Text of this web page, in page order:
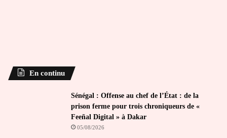
En continu
Sénégal : Offense au chef de l’État : de la
prison ferme pour trois chroniqueurs de «
Feeñal Digital » à Dakar
05/08/2026